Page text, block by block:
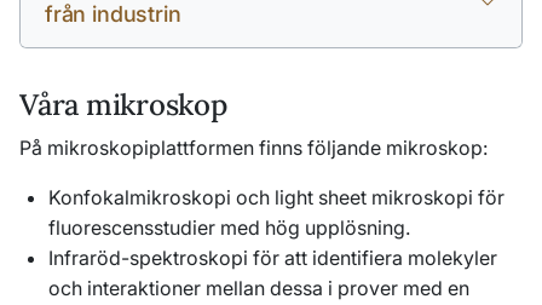
från industrin
Våra mikroskop
På mikroskopiplattformen finns följande mikroskop:
Konfokalmikroskopi och light sheet mikroskopi för
fluorescensstudier med hög upplösning.
Infraröd-spektroskopi för att identifiera molekyler
och interaktioner mellan dessa i prover med en